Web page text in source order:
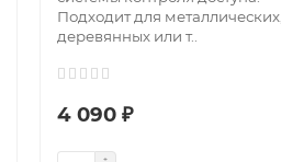
Подходит для металлических,
деревянных или т..
4 090 ₽